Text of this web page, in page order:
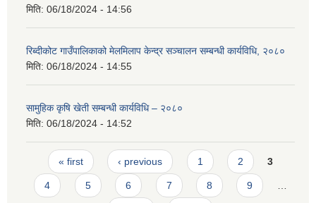
मिति: 06/18/2024 - 14:56
रिब्दीकोट गाउँपालिकाको मेलमिलाप केन्द्र सञ्चालन सम्बन्धी कार्यविधि, २०८०
मिति: 06/18/2024 - 14:55
सामुहिक कृषि खेती सम्बन्धी कार्यविधि – २०८०
मिति: 06/18/2024 - 14:52
Pages
« first ‹ previous 1 2 3
4 5 6 7 8 9 …